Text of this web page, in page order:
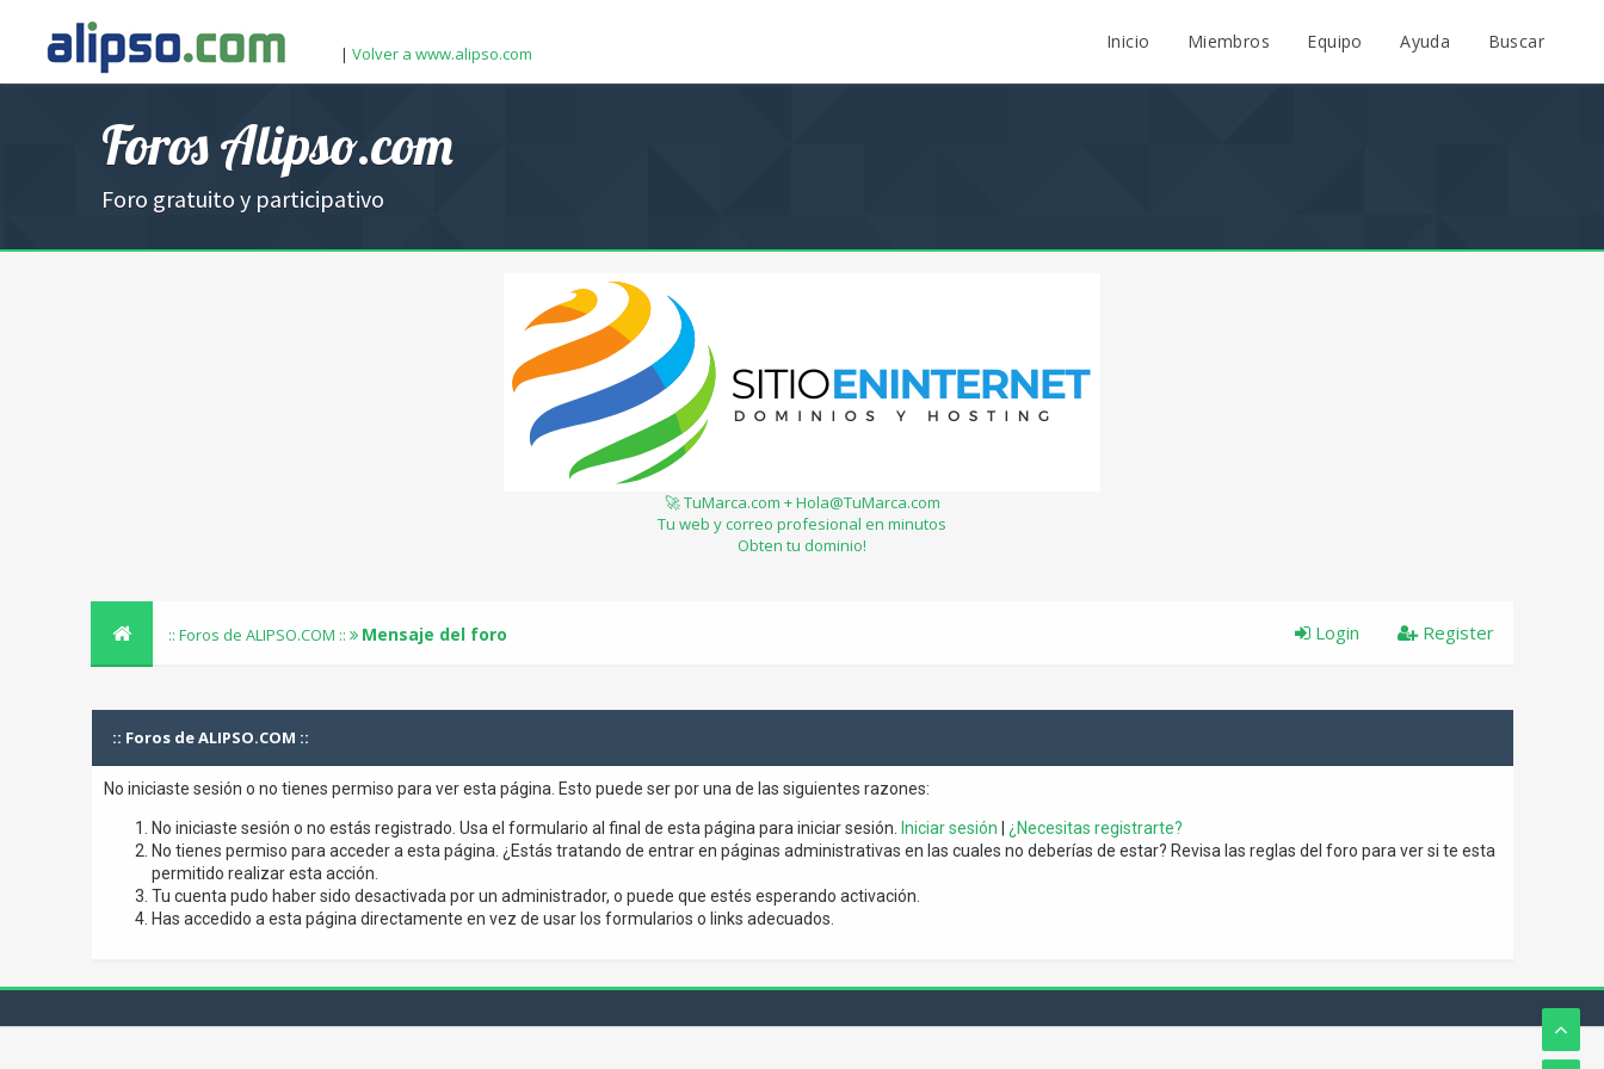
| Volver a www.alipso.com
Inicio Miembros Equipo Ayuda Buscar
Foros Alipso.com
Foro gratuito y participativo
🚀 TuMarca.com + Hola@TuMarca.com
Tu web y correo profesional en minutos
Obten tu dominio!
:: Foros de ALIPSO.COM :: Mensaje del foro Register
Login
:: Foros de ALIPSO.COM ::
No iniciaste sesión o no tienes permiso para ver esta página. Esto puede ser por una de las siguientes razones:
No iniciaste sesión o no estás registrado. Usa el formulario al final de esta página para iniciar sesión. Iniciar sesión
¿Necesitas registrarte?
No tienes permiso para acceder a esta página. ¿Estás tratando de entrar en páginas administrativas en las cuales no deberías de estar? Revisa las reglas del foro para ver si te esta
permitido realizar esta acción.
Tu cuenta pudo haber sido desactivada por un administrador, o puede que estés esperando activación.
Has accedido a esta página directamente en vez de usar los formularios o links adecuados.